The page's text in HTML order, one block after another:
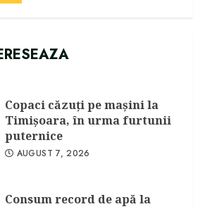
Copaci căzuţi pe maşini la
Timişoara, în urma furtunii
puternice
AUGUST 7, 2026
Consum record de apă la